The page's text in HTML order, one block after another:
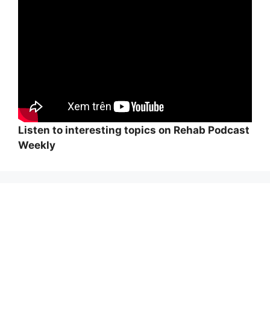
Listen to interesting topics on Rehab Podcast
Weekly